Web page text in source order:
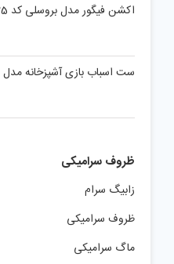
اکشن فیگور مدل بروسلی کد 125
ست اسباب بازی آشپزخانه مدل cl9
ظروف سرامیکی
زابیگ سرام
ظروف سرامیکی
ماگ سرامیکی